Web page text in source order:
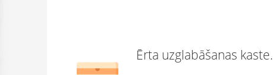
Ērta uzglabāšanas kaste.